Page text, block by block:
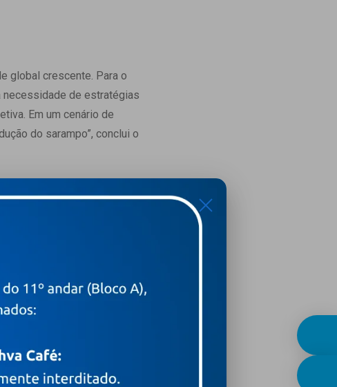
global crescente. Para o
necessidade de estratégias
Em um cenário de
do sarampo”, conclui o
X